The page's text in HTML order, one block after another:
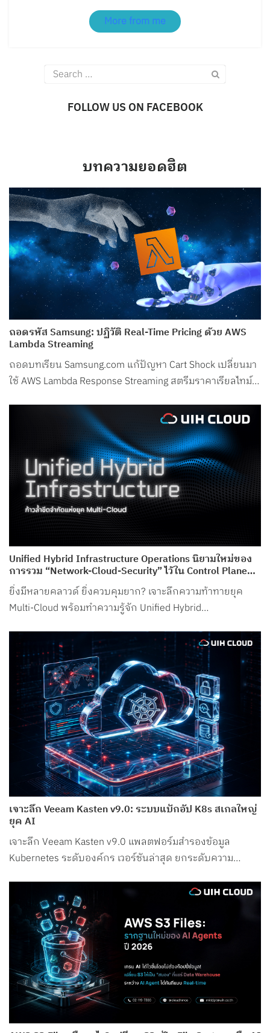
More from me
Search
for:
FOLLOW US ON FACEBOOK
บทความยอดฮิต
ถอดรหัส Samsung: ปฏิวัติ Real-Time Pricing ด้วย AWS
Lambda Streaming
ถอดบทเรียน Samsung.com แก้ปัญหา Cart Shock เปลี่ยนมา
ใช้ AWS Lambda Response Streaming สตรีมราคาเรียลไทม์
Unified Hybrid Infrastructure Operations นิยามใหม่ของ
การรวม “Network-Cloud-Security” ไว้ใน Control Plane
เดียว จาก UIH Cloud
ยิ่งมีหลายคลาวด์ ยิ่งควบคุมยาก? เจาะลึกความท้าทายยุค
Multi-Cloud พร้อมทำความรู้จัก Unified Hybrid
เจาะลึก Veeam Kasten v9.0: ระบบแบ็กอัป K8s สเกลใหญ่
ยุค AI
เจาะลึก Veeam Kasten v9.0 แพลตฟอร์มสำรองข้อมูล
Kubernetes ระดับองค์กร เวอร์ชันล่าสุด ยกระดับความ